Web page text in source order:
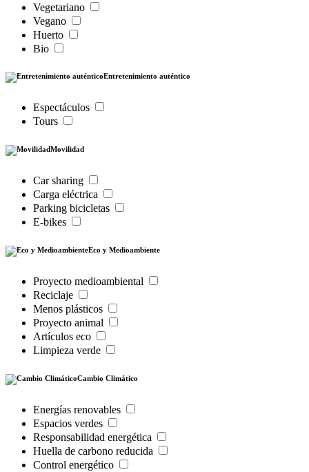
Vegetariano
Vegano
Huerto
Bio
Entretenimiento auténtico
Espectáculos
Tours
Movilidad
Car sharing
Carga eléctrica
Parking bicicletas
E-bikes
Eco y Medioambiente
Proyecto medioambiental
Reciclaje
Menos plásticos
Proyecto animal
Artículos eco
Limpieza verde
Cambio Climático
Energías renovables
Espacios verdes
Responsabilidad energética
Huella de carbono reducida
Control energético